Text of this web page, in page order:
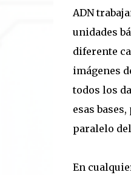
ADN
unidades
diferente
imágenes
todos los
esas
paralelo
En